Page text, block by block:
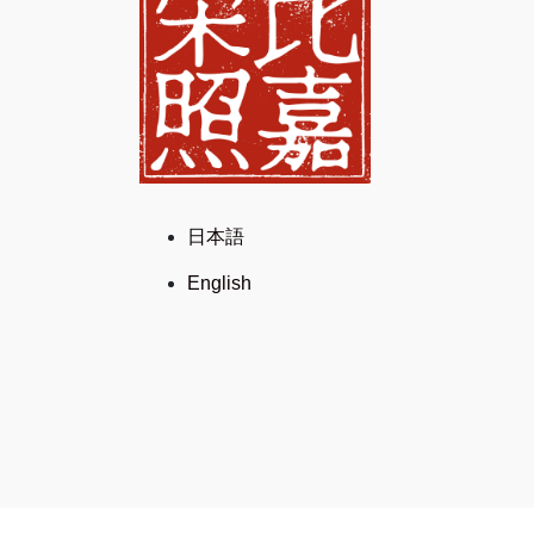
日本語
English